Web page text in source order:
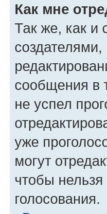
Как мне
Так же, как и
сообщения в
не успел
уже
могут
чтобы
голосования.